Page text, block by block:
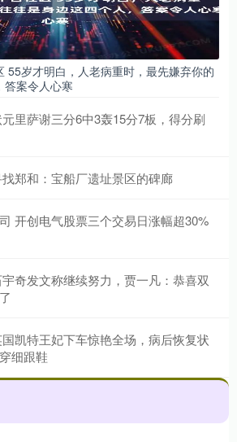
55岁才明白，人老病重时，最先嫌弃你的
答案令人心寒
里萨谢三分6中3轰15分7板，得分刷
郑和：宝船厂遗址景区的碑廊
开创电气股票三个交易日涨幅超30%
奇发文称继续努力，贾一凡：恭喜双
凯特王妃下车惊艳全场，病后恢复状
细跟鞋